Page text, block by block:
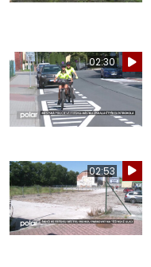
02:30
02:53